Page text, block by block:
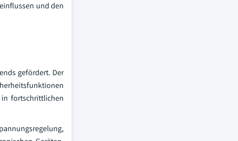
und den
gefördert. Der
in fortschrittlichen